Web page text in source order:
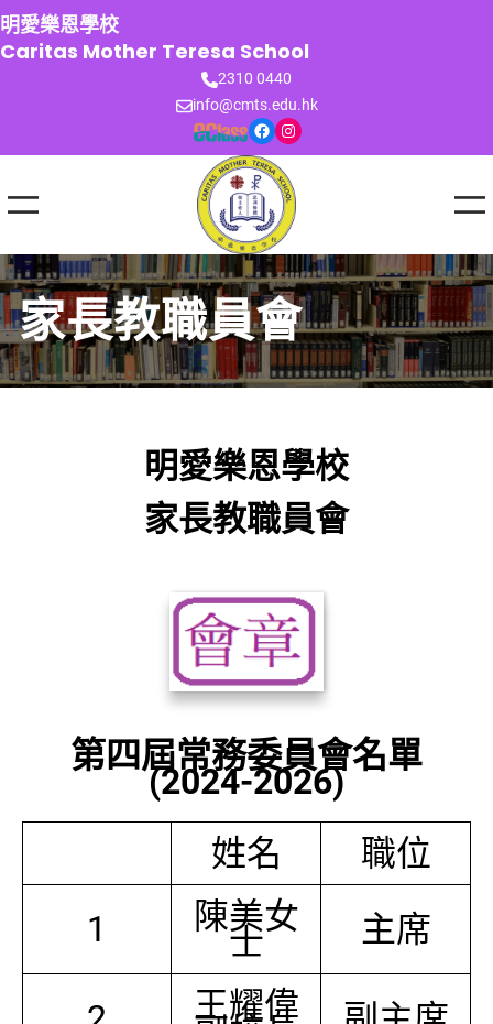
跳
至
主
明愛樂恩學校
Caritas Mother Teresa School
2310 0440
info@cmts.edu.hk
Facebook Instagram
家長教職員會
明愛樂恩學校
家長教職員會
第四屆常務委員會名單
(2024-2026)
姓名
職位
1
陳美女
士 主席
王耀偉